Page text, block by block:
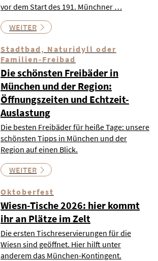
vor dem Start des 191. Münchner …
WEITER
Stadtbad, Naturidyll oder
Familien-Freibad
Die schönsten Freibäder in
München und der Region:
Öffnungszeiten und Echtzeit-
Auslastung
Die besten Freibäder für heiße Tage: unsere
schönsten Tipps in München und der
Region auf einen Blick.
WEITER
Oktoberfest
Wiesn-Tische 2026: hier kommt
ihr an Plätze im Zelt
Die ersten Tischreservierungen für die
Wiesn sind geöffnet. Hier hilft unter
anderem das München-Kontingent.